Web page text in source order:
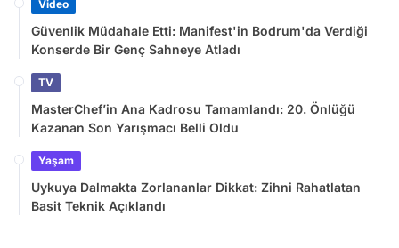
Video
Güvenlik Müdahale Etti: Manifest'in Bodrum'da Verdiği
Konserde Bir Genç Sahneye Atladı
TV
MasterChef’in Ana Kadrosu Tamamlandı: 20. Önlüğü
Kazanan Son Yarışmacı Belli Oldu
Yaşam
Uykuya Dalmakta Zorlananlar Dikkat: Zihni Rahatlatan
Basit Teknik Açıklandı